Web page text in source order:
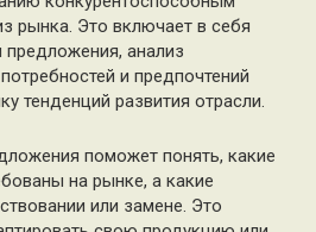
рынка. Это включает в себя
анализ
и предпочтений
тенденций развития отрасли.
поможет понять, какие
на рынке, а какие
или замене. Это